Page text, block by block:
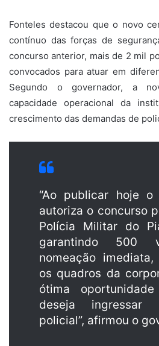
Fonteles destacou que o novo
contínuo das forças de
concurso anterior, mais de 2 mil
convocados para atuar em
Segundo o governador, a
capacidade operacional da
crescimento das demandas de
“Ao publicar hoje
autoriza o concurso
Polícia Militar do
garantindo 500
nomeação
os quadros da
ótima
deseja ingressar
policial”, afirmou o